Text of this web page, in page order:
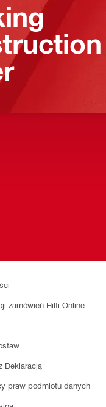
zamówień Hilti Online
Deklaracją
praw podmiotu danych